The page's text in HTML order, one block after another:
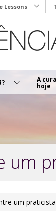
Lessons
A
hoje
um
um